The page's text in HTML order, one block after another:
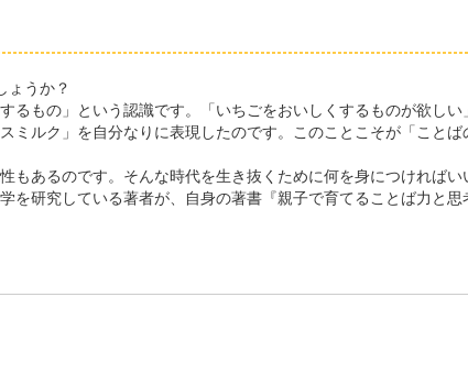
ょうか？
もの」という認識です。「いちごをおいしくするものが欲し
ルク」を自分なりに表現したのです。このことこそが「こと
あるのです。そんな時代を生き抜くために何を身につければい
研究している著者が、自身の著書『親子で育てることば力と思